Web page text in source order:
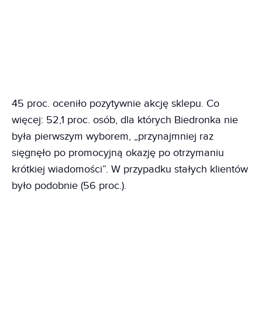
45 proc. oceniło pozytywnie akcję sklepu. Co
więcej: 52,1 proc. osób, dla których Biedronka nie
była pierwszym wyborem, „przynajmniej raz
sięgnęło po promocyjną okazję po otrzymaniu
krótkiej wiadomości”. W przypadku stałych klientów
było podobnie (56 proc.).